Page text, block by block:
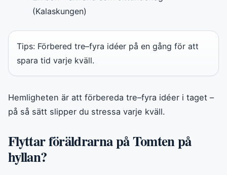
(Kalaskungen)
Tips: Förbered tre–fyra idéer på en gång för att
spara tid varje kväll.
Hemligheten är att förbereda tre–fyra idéer i taget –
på så sätt slipper du stressa varje kväll.
Flyttar föräldrarna på Tomten på
hyllan?